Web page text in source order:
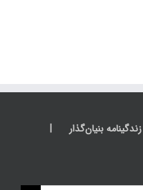
زندگینامه بنیان‌گذار